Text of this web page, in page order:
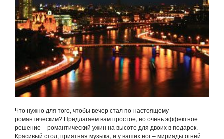
Что нужно для того, чтобы вечер стал по-настоящему
романтическим? Предлагаем вам простое, но очень эффектное
решение – романтический ужин на высоте для двоих в подарок.
Красивый стол, приятная музыка, и у ваших ног – мириады огней